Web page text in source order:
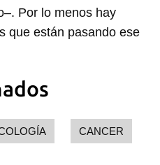
Por lo menos hay
que están pasando ese
CANCER